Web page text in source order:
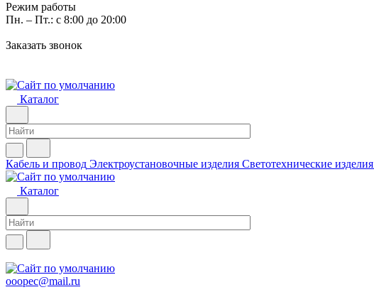
Режим работы
Пн. – Пт.: с 8:00 до 20:00
Заказать звонок
Каталог
Кабель и провод Электроустановочные изделия Светотехнические изделия
Каталог
ooopec@mail.ru